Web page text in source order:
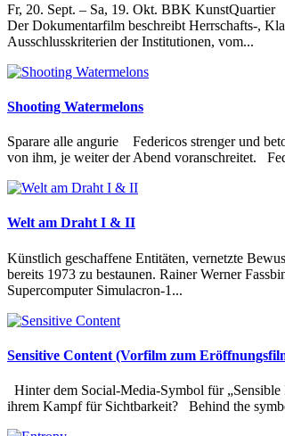
Fr, 20. Sept. – Sa, 19. Okt. BBK KunstQuartier
Der Dokumentarfilm beschreibt Herrschafts-,
Ausschlusskriterien der Institutionen, vom...
Shooting Watermelons
Sparare alle angurie Federicos strenger und
von ihm, je weiter der Abend voranschreitet.
Welt am Draht I & II
Künstlich geschaffene Entitäten, vernetzte
bereits 1973 zu bestaunen. Rainer Werner
Supercomputer Simulacron-1...
Sensitive Content (Vorfilm zum
Hinter dem Social-Media-Symbol für „Sensible
ihrem Kampf für Sichtbarkeit? Behind the